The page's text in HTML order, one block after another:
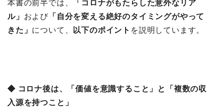
本書の前半では、
「コロナがもたらした意外なリア
ル」 および 「 自分を変える絶好のタイミングがやって
きた」 について、 以下のポイント を説明しています。
◆ コロナ後は、「価値を意識すること」と「複数の収
入源を持つこと」